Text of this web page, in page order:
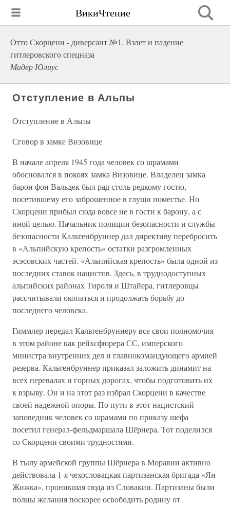
ВикиЧтение
Отто Скорцени - диверсант №1. Взлет и падение
гитлеровского спецназа
Мадер Юлиус
Отступление в Альпы
Отступление в Альпы
Сговор в замке Визовице
В начале апреля 1945 года человек со шрамами
обосновался в покоях замка Визовице. Владелец замка
барон фон Вальдек был рад столь редкому гостю,
посетившему его заброшенное в глуши поместье. Но
Скорцени прибыл сюда вовсе не в гости к барону, а с
иной целью. Начальник полиции безопасности и службы
безопасности Кальтенбруннер дал директиву перебросить
в «Альпийскую крепость» остатки разгромленных
эсэсовских частей. «Альпийская крепость» была одной из
последних ставок нацистов. Здесь, в труднодоступных
альпийских районах Тироля и Штайера, гитлеровцы
рассчитывали окопаться и продолжать борьбу до
последнего человека.
Гиммлер передал Кальтенбруннеру все свои полномочия
в этом районе как рейхсфюрера СС, имперского
министра внутренних дел и главнокомандующего армией
резерва. Кальтенбруннер приказал заложить динамит на
всех перевалах и горных дорогах, чтобы подготовить их
к взрыву. Он и на этот раз избрал Скорцени в качестве
своей надежной опоры. По пути в этот нацистский
заповедник человек со шрамами по приказу шефа
посетил генерал-фельдмаршала Шёрнера. Тот поделился
со Скорцени своими трудностями.
В тылу армейской группы Шёрнера в Моравии активно
действовала 1-я чехословацкая партизанская бригада «Ян
Жижка», проникшая сюда из Словакии. Партизаны были
полны желания поскорее освободить родину от